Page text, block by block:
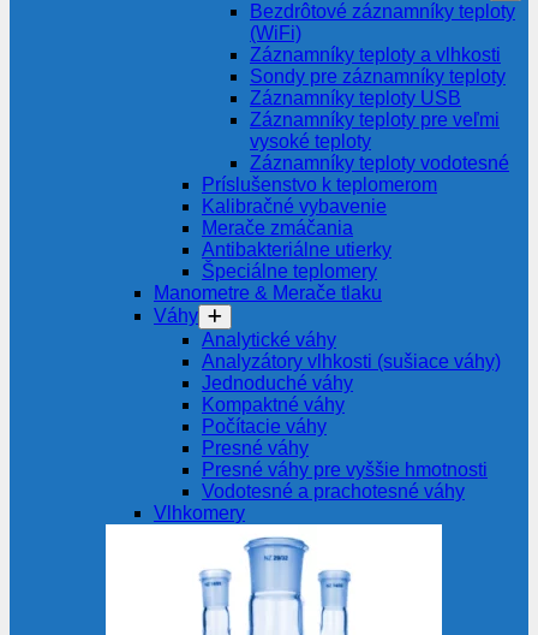
Bezdrôtové záznamníky teploty
(WiFi)
Záznamníky teploty a vlhkosti
Sondy pre záznamníky teploty
Záznamníky teploty USB
Záznamníky teploty pre veľmi
vysoké teploty
Záznamníky teploty vodotesné
Príslušenstvo k teplomerom
Kalibračné vybavenie
Merače zmáčania
Antibakteriálne utierky
Špeciálne teplomery
Manometre & Merače tlaku
Váhy
Analytické váhy
Analyzátory vlhkosti (sušiace váhy)
Jednoduché váhy
Kompaktné váhy
Počítacie váhy
Presné váhy
Presné váhy pre vyššie hmotnosti
Vodotesné a prachotesné váhy
Vlhkomery